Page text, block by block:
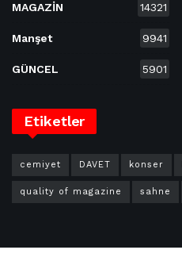
MAGAZİN 14321
Manşet 9941
GÜNCEL 5901
Etiketler
cemiyet DAVET konser
quality of magazine sahne